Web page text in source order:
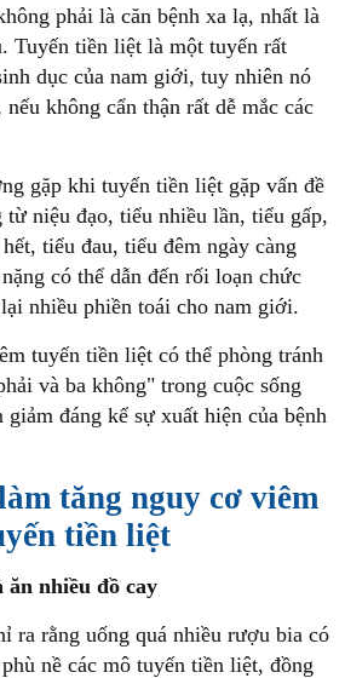
phải là căn bệnh xa lạ, nhất là
Tuyến tiền liệt là một tuyến rất
dục của nam giới, tuy nhiên nó
không cẩn thận rất dễ mắc các
gặp khi tuyến tiền liệt gặp vấn đề
niệu đạo, tiểu nhiều lần, tiểu gấp,
tiểu đau, tiểu đêm ngày càng
có thể dẫn đến rối loạn chức
nhiều phiền toái cho nam giới.
tuyến tiền liệt có thể phòng tránh
và ba không" trong cuộc sống
giảm đáng kể sự xuất hiện của bệnh
tăng nguy cơ viêm
tiền liệt
nhiều đồ cay
ra rằng uống quá nhiều rượu bia có
nề các mô tuyến tiền liệt, đồng